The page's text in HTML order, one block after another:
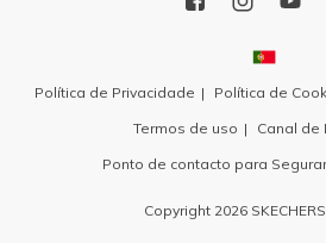
Política de Privacidade Política de
Termos de uso
Canal de
Ponto de contacto para
Copyright 2026